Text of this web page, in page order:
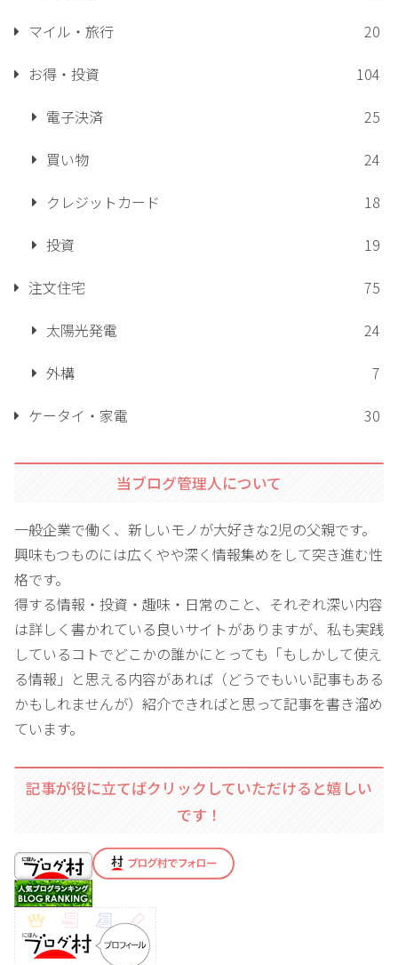
マイル・旅行
20
お得・投資
104
電子決済
25
買い物
24
クレジットカード
18
投資
19
注文住宅
75
太陽光発電
24
外構
7
ケータイ・家電
30
当ブログ管理人について
一般企業で働く、新しいモノが大好きな2児の父親です。
興味もつものには広くやや深く情報集めをして突き進む性
格です。
得する情報・投資・趣味・日常のこと、それぞれ深い内容
は詳しく書かれている良いサイトがありますが、私も実践
しているコトでどこかの誰かにとっても「もしかして使え
る情報」と思える内容があれば（どうでもいい記事もある
かもしれませんが）紹介できればと思って記事を書き溜め
ています。
記事が役に立てばクリックしていただけると嬉しい
です！